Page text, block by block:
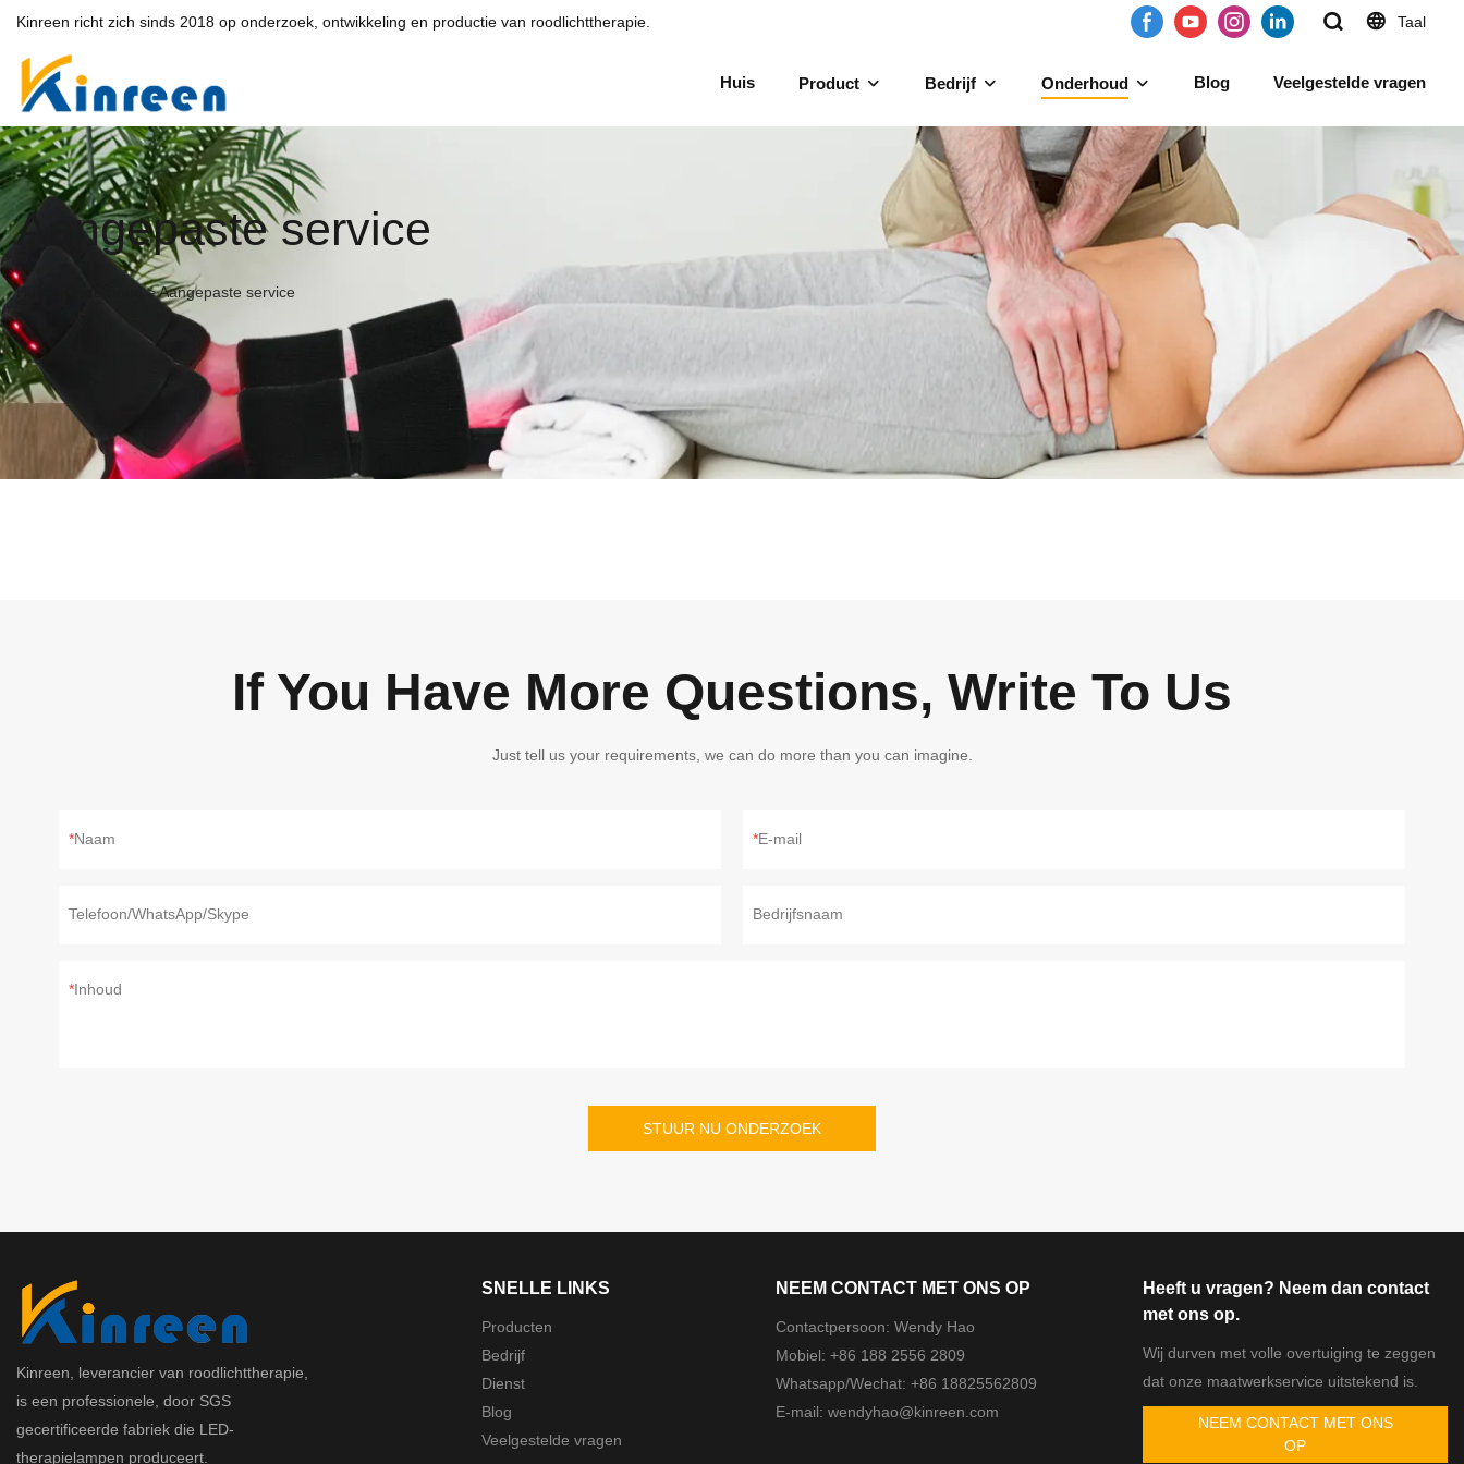
Kinreen richt zich sinds 2018 op onderzoek, ontwikkeling en productie van roodlichttherapie. Taal
Huis Product Bedrijf Onderhoud Blog Veelgestelde vragen
Aangepaste service
Huis Onderhoud >Aangepaste service
If You Have More Questions, Write To Us
Just tell us your requirements, we can do more than you can imagine.
Naam E-mail
Telefoon/WhatsApp/Skype Bedrijfsnaam
Inhoud
STUUR NU ONDERZOEK
Kinreen, leverancier van roodlichttherapie,
is een professionele, door SGS
gecertificeerde fabriek die LED-
therapielampen produceert.
SNELLE LINKS
Producten
Bedrijf
Dienst
Blog
Veelgestelde vragen
NEEM CONTACT MET ONS OP
Contactpersoon: Wendy Hao
Mobiel: +86 188 2556 2809
Whatsapp/Wechat: +86 18825562809
E-mail: wendyhao@kinreen.com
Heeft u vragen? Neem dan contact
met ons op.
Wij durven met volle overtuiging te zeggen
dat onze maatwerkservice uitstekend is.
NEEM CONTACT MET ONS
OP